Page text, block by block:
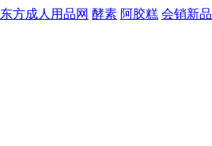
东方成人用品网 酵素 阿胶糕 会销新品